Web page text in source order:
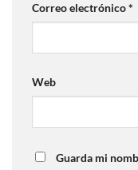
Correo electrónico*
Web
Guarda mi